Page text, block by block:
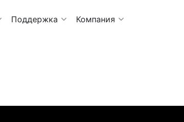
Поддержка Компания